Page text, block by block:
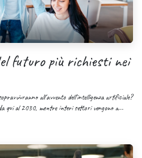
futuro più richiesti nei
all'avvento dell'intelligenza artificiale?
qui al 2030, mentre interi settori vengono a...